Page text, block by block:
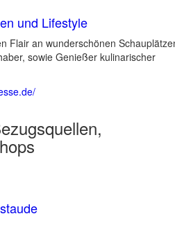
und Lifestyle
Flair an wunderschönen
sowie Genießer kulinarischer